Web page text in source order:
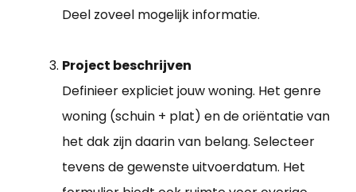
Deel zoveel mogelijk informatie.
Project beschrijven
Definieer expliciet jouw woning. Het genre
woning (schuin + plat) en de oriëntatie van
het dak zijn daarin van belang. Selecteer
tevens de gewenste uitvoerdatum. Het